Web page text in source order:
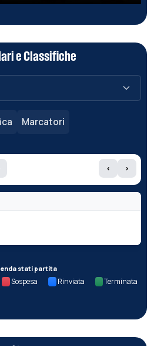
e Classifiche
Marcatori
‹ ›
stati partita
Sospesa Rinviata Terminata